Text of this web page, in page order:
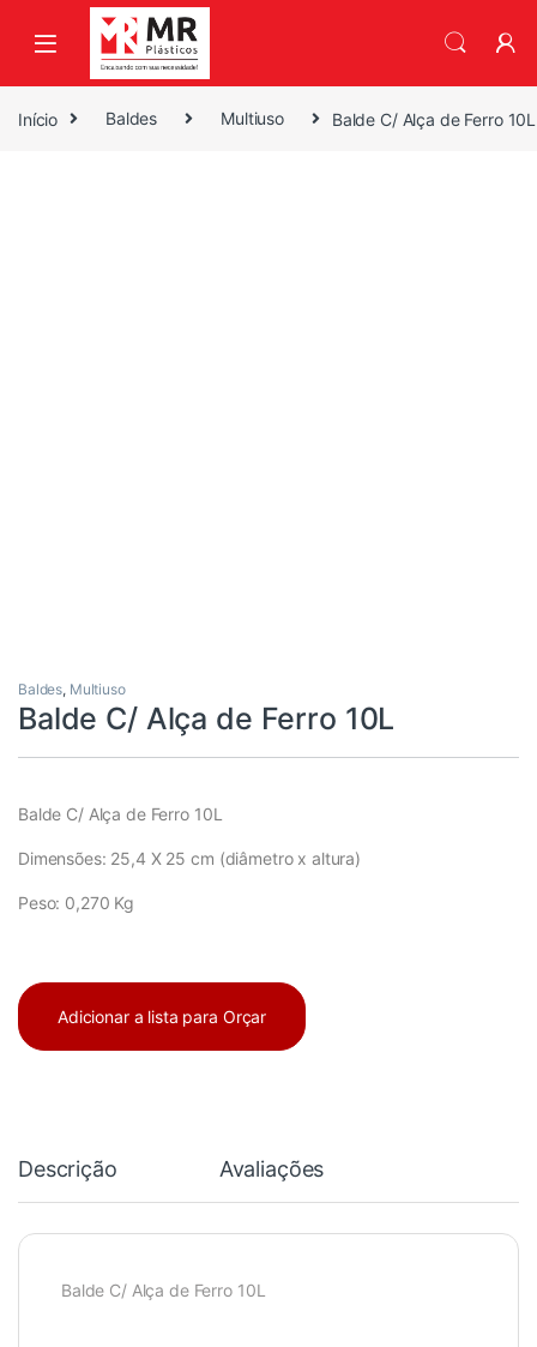
Skip to navigation
Skip to content
Início Baldes Multiuso Balde C/ Alça de Ferro 10L
Baldes, Multiuso
Balde C/ Alça de Ferro 10L
Balde C/ Alça de Ferro 10L
Dimensões: 25,4 X 25 cm (diâmetro x altura)
Peso: 0,270 Kg
Adicionar a lista para Orçar
Descrição Avaliações
Balde C/ Alça de Ferro 10L